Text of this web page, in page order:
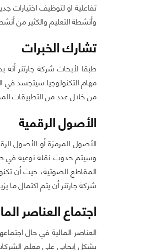
تفاعلية او لتوظيف اختيارات
وأنشطة التعليم والكثير من
تشارك الخبرات
مهام التكنولوجيا سيتجسد في
من خلال عدد من التطبيقات
الأصول الرقمية
وسيتم حدوث نقلة نوعية في
المقاطع الصوتية، حيث أن
شركة جارتنر أن يتم اكتمال ما يزيد عن 25% من الشركات التجارية حيث قاما بمخطط لاستعمال الميتافيرس في الاصول الغير
اجتماع العناصر
العناصر المالية في حال
بشكل إيجابي على معلم